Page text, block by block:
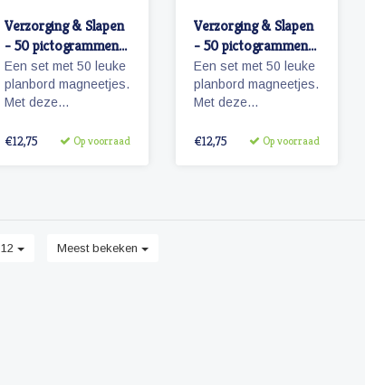
Verzorging & Slapen
- 50 pictogrammen
(jongen)
Een set met 50 leuke
planbord magneetjes.
Met deze
je bijvoorbeeld het
€12,75 Op voorraad
Verzorging & Slapen
- 50 pictogrammen
(meisje)
Een set met 50 leuke
planbord magneetjes.
Met deze
je bijvoorbeeld het
€12,75 Op voorraad
12 Meest bekeken